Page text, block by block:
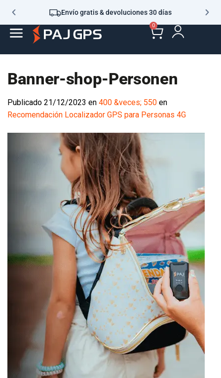
Envío gratis & devoluciones 30 días
0
Banner-shop-Personen
Publicado 21/12/2023 en 400 &veces; 550 en
Recomendación Localizador GPS para Personas 4G